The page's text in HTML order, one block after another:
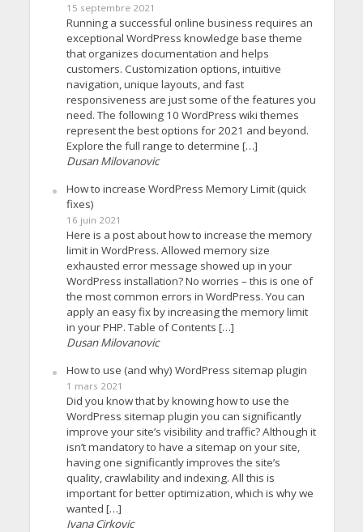
15 septembre 2021
Running a successful online business requires an
exceptional WordPress knowledge base theme
that organizes documentation and helps
customers. Customization options, intuitive
navigation, unique layouts, and fast
responsiveness are just some of the features you
need. The following 10 WordPress wiki themes
represent the best options for 2021 and beyond.
Explore the full range to determine […]
Dusan Milovanovic
How to increase WordPress Memory Limit (quick
fixes)
16 juin 2021
Here is a post about how to increase the memory
limit in WordPress. Allowed memory size
exhausted error message showed up in your
WordPress installation? No worries – this is one of
the most common errors in WordPress. You can
apply an easy fix by increasing the memory limit
in your PHP. Table of Contents […]
Dusan Milovanovic
How to use (and why) WordPress sitemap plugin
1 mars 2021
Did you know that by knowing how to use the
WordPress sitemap plugin you can significantly
improve your site’s visibility and traffic? Although it
isn’t mandatory to have a sitemap on your site,
having one significantly improves the site’s
quality, crawlability and indexing. All this is
important for better optimization, which is why we
wanted […]
Ivana Cirkovic